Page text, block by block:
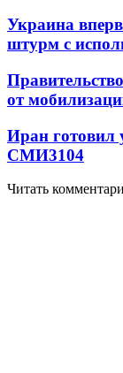
Украина
штурм с
от
Иран готовил
СМИ3104
Читать